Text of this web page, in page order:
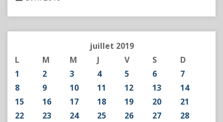
juillet 2019
L
M M J V S
D
1
2 3 4 5 6
7
8
9 10 11 12 13
14
15
16 17 18 19 20
21
22
23 24 25 26 27
28